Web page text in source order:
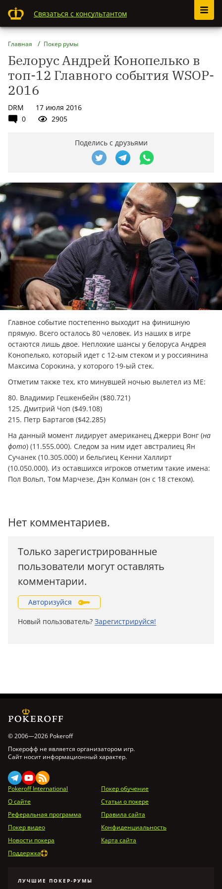
Связаться с консультантом
Главная Покер румы
Белорус Андрей Конопелько в
топ-12 Главного события WSOP-
2016
DRM
17 июля 2016
0
2905
Поделись с друзьями
Главное событие постепенно выходит на финишную
прямую. Всего осталось 80 человек. Из наших в игре
остаются лишь двое. Неплохие шансы у белоруса Андрея
Конопелько, который идет с 12-ым стеком и у россиянина
Максима Сорокина, у которого 19-ый стек.
Отметим также тех, кто минувшей ночью вылетел из МЕ:
80. Владимир Гешкенбейн ($80.721)
125. Дмитрий Чоп ($49.108)
215. Петр Бартагов ($42.285)
На данный момент лидирует американец Джерри Вонг (на
фото) (11.555.000). Следом за ним идет австралиец Ян
Сучанек (10.305.000) и бельгиец Кенни Халлирт
(10.050.000). Из оставшихся игроков отметим такие имена:
Пол Вольп, Том Марчезе, Дэн Колман (он с 18 стеком).
Нет комментариев.
Только зарегистрированные
пользователи могут оставлять
комментарии.
Авторизуйся
Новый пользователь? Зарегистрируйся!
© 2006—2026 Pokeroff
Покерофф не является организатором игр.
Сайт носит информационный характер.
Pokeroff International
Покер обучение
О сайте
Статьи о покере
Реферальная программа
Правила сайта
Покер видео
Конфиденциальность
Новости покера
Карта сайта
Поддержка
ЛУЧШИЕ ПОКЕР-РУМЫ